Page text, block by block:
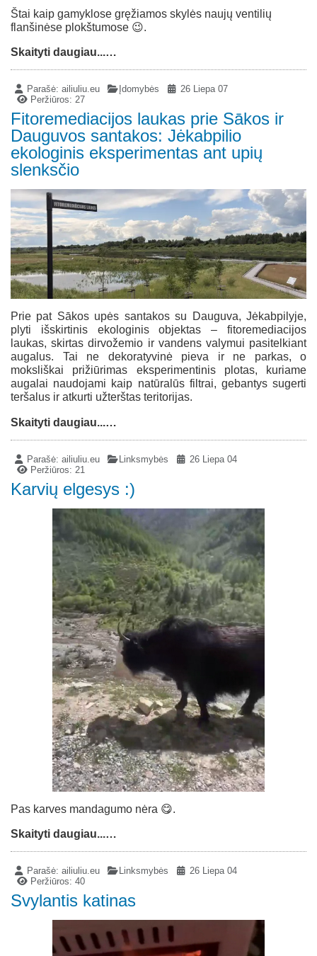
Štai kaip gamyklose gręžiamos skylės naujų ventilių
flanšinėse plokštumose 😉.
Skaityti daugiau...…
Parašė:ailiuliu.eu Įdomybės
26 Liepa 07
Peržiūros: 27
Fitoremediacijos laukas prie Sākos ir
Dauguvos santakos: Jėkabpilio
ekologinis eksperimentas ant upių
slenksčio
Prie pat Sākos upės santakos su Dauguva, Jėkabpilyje,
plyti išskirtinis ekologinis objektas – fitoremediacijos
laukas, skirtas dirvožemio ir vandens valymui pasitelkiant
augalus. Tai ne dekoratyvinė pieva ir ne parkas, o
moksliškai prižiūrimas eksperimentinis plotas, kuriame
augalai naudojami kaip natūralūs filtrai, gebantys sugerti
teršalus ir atkurti užterštas teritorijas.
Skaityti daugiau...…
Parašė:ailiuliu.eu Linksmybės
26 Liepa 04
Peržiūros: 21
Karvių elgesys :)
Pas karves mandagumo nėra 😋.
Skaityti daugiau...…
Parašė:ailiuliu.eu Linksmybės
26 Liepa 04
Peržiūros: 40
Svylantis katinas